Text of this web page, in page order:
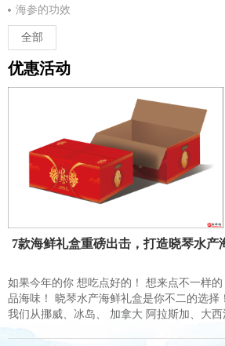
海参的功效
全部
优惠活动
7款海鲜礼盒重磅出击，打造晓琴水产
如果今年的你 想吃点好的！ 想来点不一样
品海味！ 晓琴水产海鲜礼盒是你不二的选择
我们从挪威、冰岛、 加拿大 阿拉斯加、大西